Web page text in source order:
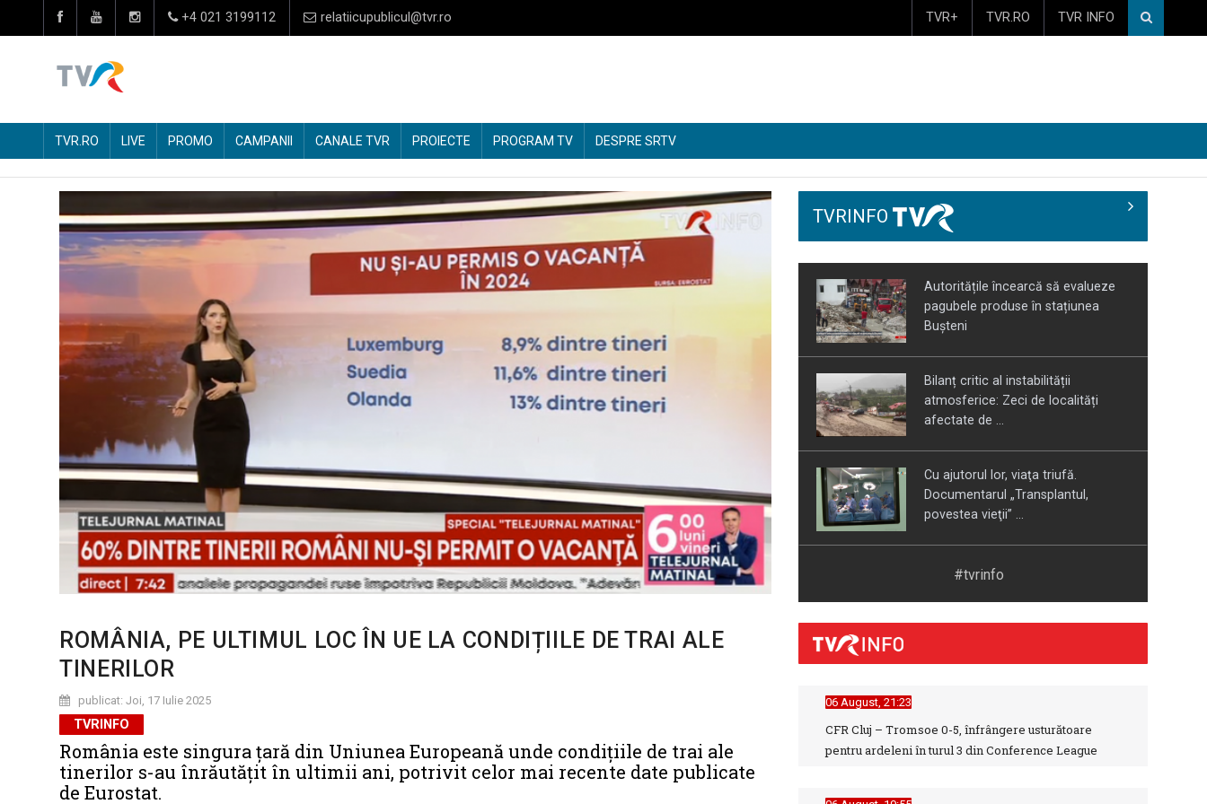
+4 021 3199112 relatiicupublicul@tvr.ro TVR+ TVR.RO TVR INFO
TVR.RO LIVE PROMO CAMPANII CANALE TVR PROIECTE PROGRAM TV DESPRE SRTV
ROMÂNIA, PE ULTIMUL LOC ÎN UE LA CONDIȚIILE DE TRAI ALE
TINERILOR
publicat: Joi, 17 Iulie 2025
TVRINFO
România este singura țară din Uniunea Europeană unde condițiile de trai ale
tinerilor s-au înrăutățit în ultimii ani, potrivit celor mai recente date publicate
de Eurostat.
TVRINFO
Autoritățile încearcă să evalueze
pagubele produse în stațiunea
Bușteni
Bilanț critic al instabilității
atmosferice: Zeci de localități
afectate de ...
Cu ajutorul lor, viaţa triufă.
Documentarul „Transplantul,
povestea vieţii” ...
APADOR-CH a câștigat procesul cu
Instabilitate fiscală în Europa:
„Parada de Ziua Naţională a
#tvrinfo
06 August, 21:23
CFR Cluj – Tromsoe 0-5, înfrângere usturătoare
pentru ardeleni în turul 3 din Conference League